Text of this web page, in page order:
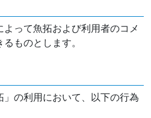
って魚拓および利用者のコメ
ものとします。
の利用において、以下の行為